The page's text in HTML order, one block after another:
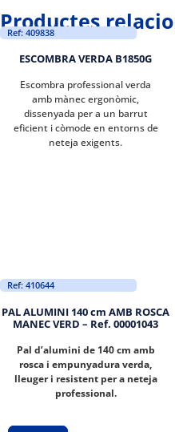
Productes
Ref: 409838
ESCOMBRA VERDA B1850G
Escombra professional verda
amb mànec ergonòmic,
dissenyada per a un barrut
eficient i còmode en entorns de
neteja exigents.
Ref: 410644
PAL ALUMINI 140 cm AMB ROSCA
MANEC VERD – Ref. 00001043
Pal d’alumini de 140 cm amb
rosca i empunyadura verda,
lleuger i resistent per a neteja
professional.